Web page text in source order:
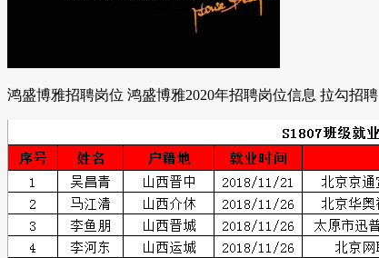
鸿盛博雅招聘岗位 鸿盛博雅2020年招聘岗位信息 拉勾招聘